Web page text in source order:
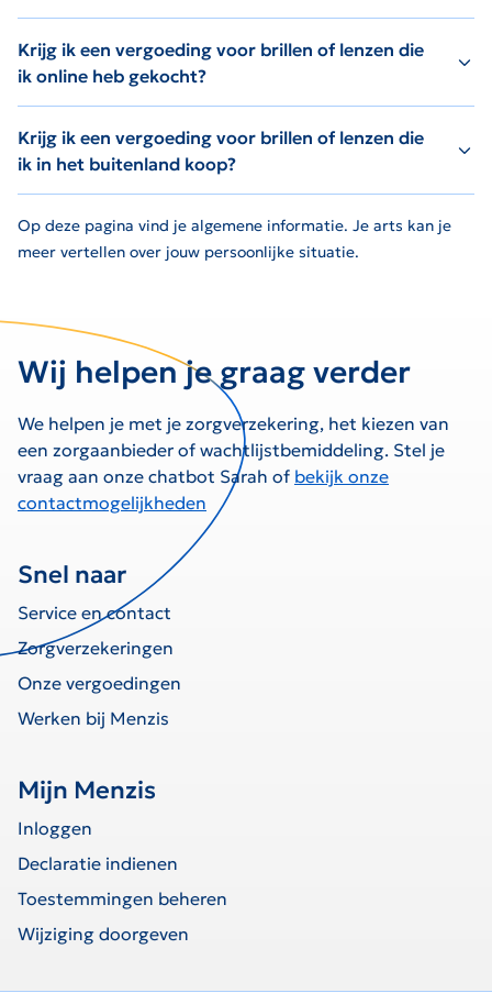
Krijg ik een vergoeding voor brillen of lenzen die
ik online heb gekocht?
Krijg ik een vergoeding voor brillen of lenzen die
ik in het buitenland koop?
Op deze pagina vind je algemene informatie. Je arts kan je
meer vertellen over jouw persoonlijke situatie.
Wij helpen je graag verder
We helpen je met je zorgverzekering, het kiezen van
een zorgaanbieder of wachtlijstbemiddeling. Stel je
vraag aan onze chatbot Sarah of bekijk onze
contactmogelijkheden
Snel naar
Service en contact
Zorgverzekeringen
Onze vergoedingen
Werken bij Menzis
Mijn Menzis
Inloggen
Declaratie indienen
Toestemmingen beheren
Wijziging doorgeven